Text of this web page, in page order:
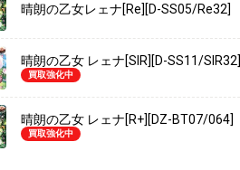
晴朗の乙女レェナ[Re][D-SS05/Re32]
晴朗の乙女 レェナ[SIR][D-SS11/SIR32]
買取強化中
晴朗の乙女 レェナ[R+][DZ-BT07/064]
買取強化中